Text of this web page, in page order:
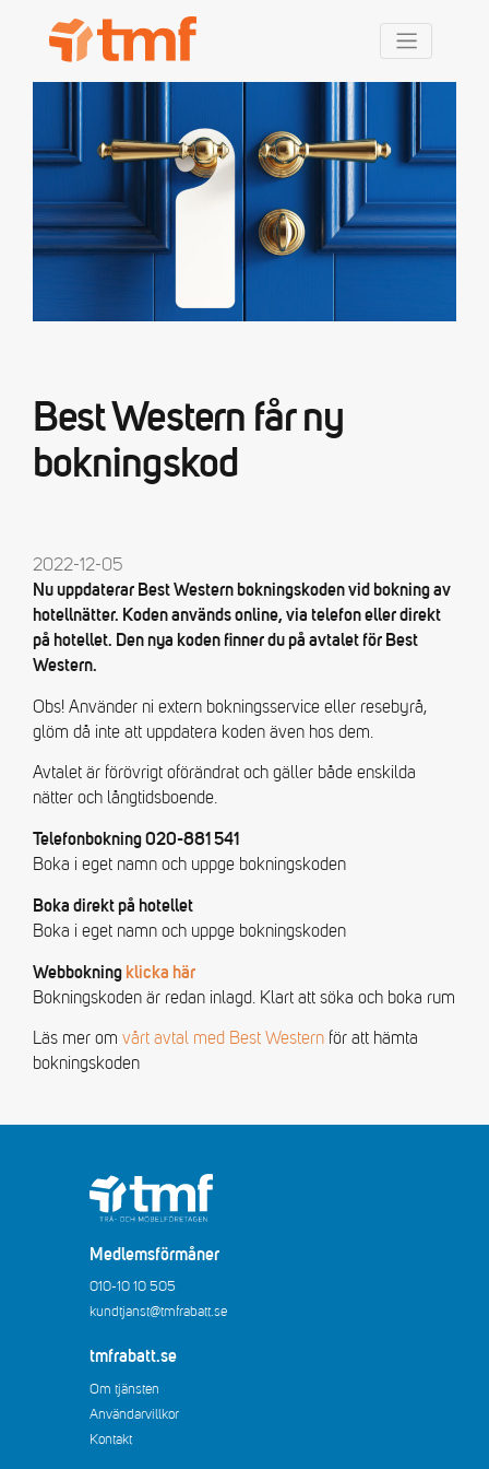
Best Western får ny
bokningskod
2022-12-05
Nu uppdaterar Best Western bokningskoden vid bokning av
hotellnätter. Koden används online, via telefon eller direkt
på hotellet. Den nya koden finner du på avtalet för Best
Western.
Obs! Använder ni extern bokningsservice eller resebyrå,
glöm då inte att uppdatera koden även hos dem.
Avtalet är förövrigt oförändrat och gäller både enskilda
nätter och långtidsboende.
Telefonbokning 020-881 541
Boka i eget namn och uppge bokningskoden
Boka direkt på hotellet
Boka i eget namn och uppge bokningskoden
Webbokning klicka här
Bokningskoden är redan inlagd. Klart att söka och boka rum
Läs mer om vårt avtal med Best Western för att hämta
bokningskoden
Medlemsförmåner
010-10 10 505
kundtjanst@tmfrabatt.se
tmfrabatt.se
Om tjänsten
Användarvillkor
Kontakt